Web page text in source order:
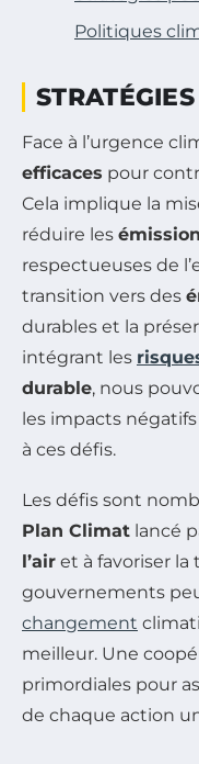
Politiques
Face à l’urgence
efficaces pour
Cela implique la
réduire les
respectueuses de
transition vers des
durables et la
intégrant les
durable, nous
les impacts
à ces défis.
Les défis sont
Plan Climat lancé
l’air et à favoriser
gouvernements
changement
meilleur. Une
primordiales pour
de chaque action